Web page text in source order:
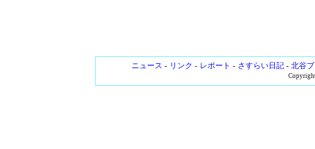
ニュース - リンク - レポート - さすらい日記- 北谷